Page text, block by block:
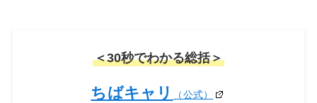
＜30秒でわかる総括＞
ちばキャリ （公式）